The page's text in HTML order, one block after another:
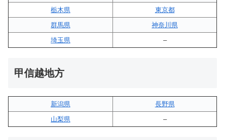
栃木県
東京都
群馬県
神奈川県
埼玉県
–
甲信越地方
新潟県
長野県
山梨県
–